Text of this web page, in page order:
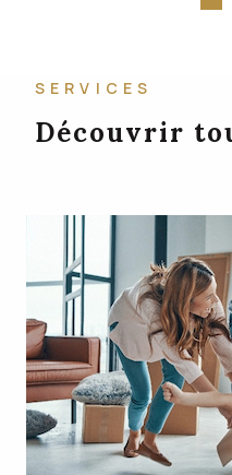
SERVICES
Découvrir